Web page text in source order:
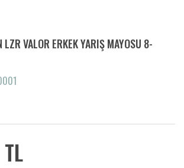
LZR VALOR ERKEK YARIŞ MAYOSU 8-